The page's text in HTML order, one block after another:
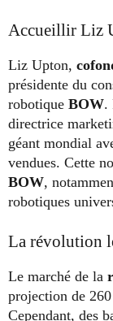
Accueillir Liz
Liz Upton,
présidente du
robotique BOW.
directrice
géant mondial
vendues. Cette
BOW,
robotiques
La révolution
Le marché de la
projection de
Cependant, des